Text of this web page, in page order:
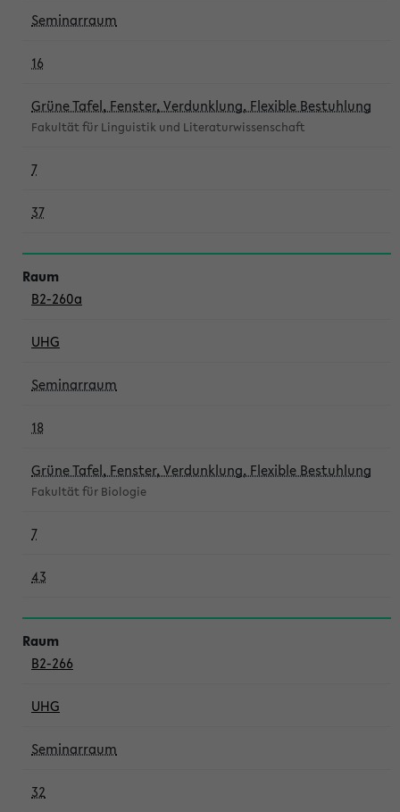
Seminarraum
16
Grüne Tafel, Fenster, Verdunklung, Flexible Bestuhlung
Fakultät für Linguistik und Literaturwissenschaft
7
37
B2-260a
UHG
Seminarraum
18
Grüne Tafel, Fenster, Verdunklung, Flexible Bestuhlung
Fakultät für Biologie
7
43
B2-266
UHG
Seminarraum
32